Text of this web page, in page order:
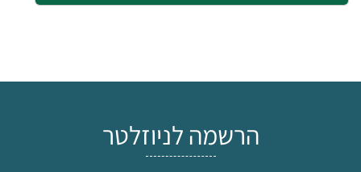
הרשמה לניוזלטר